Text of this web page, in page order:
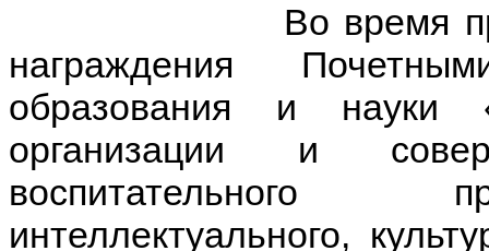
Во время
награждения
образования и науки
организации и
воспитательного
интеллектуального,